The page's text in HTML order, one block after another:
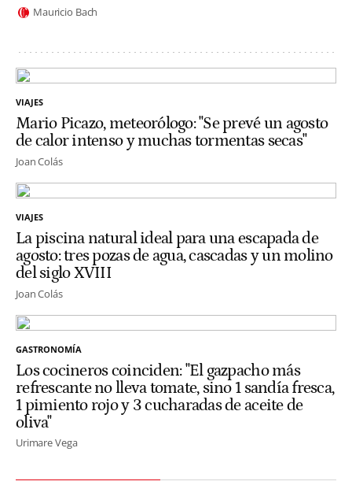
Mauricio Bach
VIAJES
Mario Picazo, meteorólogo: "Se prevé un agosto
de calor intenso y muchas tormentas secas"
Joan Colás
VIAJES
La piscina natural ideal para una escapada de
agosto: tres pozas de agua, cascadas y un molino
del siglo XVIII
Joan Colás
GASTRONOMÍA
Los cocineros coinciden: "El gazpacho más
refrescante no lleva tomate, sino 1 sandía fresca,
1 pimiento rojo y 3 cucharadas de aceite de
oliva"
Urimare Vega